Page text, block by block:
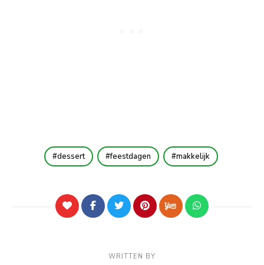
dessert feestdagen makkelijk
WRITTEN BY